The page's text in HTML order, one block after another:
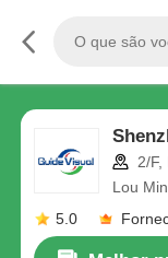
2/F,
Lou
5.0